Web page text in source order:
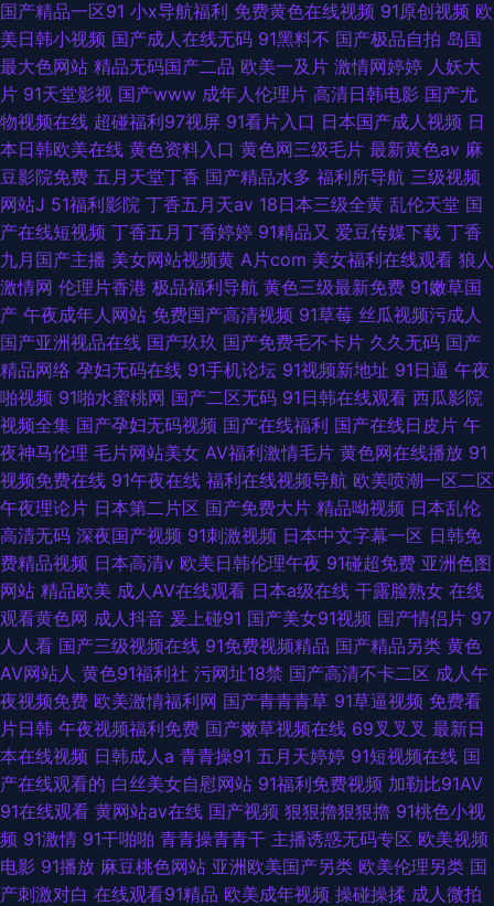
国产精品一区91 小x导航福利 免费黄色在线视频 91原创视频 欧
美日韩小视频 国产成人在线无码 91黑料不 国产极品自拍 岛国
最大色网站 精品无码国产二品 欧美一及片 激情网婷婷 人妖大
片 91天堂影视 国产www 成年人伦理片 高清日韩电影 国产尤
物视频在线 超碰福利97视屏 91看片入口 日本国产成人视频 日
本日韩欧美在线 黄色资料入口 黄色网三级毛片 最新黄色av 麻
豆影院免费 五月天堂丁香 国产精品水多 福利所导航 三级视频
网站J 51福利影院 丁香五月天av 18日本三级全黄 乱伦天堂 国
产在线短视频 丁香五月丁香婷婷 91精品又 爱豆传媒下载 丁香
九月国产主播 美女网站视频黄 A片com 美女福利在线观看 狼人
激情网 伦理片香港 极品福利导航 黄色三级最新免费 91嫩草国
产 午夜成年人网站 免费国产高清视频 91草莓 丝瓜视频污成人
国产亚洲视品在线 国产玖玖 国产免费毛不卡片 久久无码 国产
精品网络 孕妇无码在线 91手机论坛 91视频新地址 91日逼 午夜
啪视频 91啪水蜜桃网 国产二区无码 91日韩在线观看 西瓜影院
视频全集 国产孕妇无码视频 国产在线福利 国产在线日皮片 午
夜神马伦理 毛片网站美女 AV福利激情毛片 黄色网在线播放 91
视频免费在线 91午夜在线 福利在线视频导航 欧美喷潮一区二区
午夜理论片 日本第二片区 国产免费大片 精品呦视频 日本乱伦
高清无码 深夜国产视频 91刺激视频 日本中文字幕一区 日韩免
费精品视频 日本高清v 欧美日韩伦理午夜 91碰超免费 亚洲色图
网站 精品欧美 成人AV在线观看 日本a级在线 干露脸熟女 在线
观看黄色网 成人抖音 爰上碰91 国产美女91视频 国产情侣片 97
人人看 国产三级视频在线 91免费视频精品 国产精品另类 黄色
AV网站人 黄色91福利社 污网址18禁 国产高清不卡二区 成人午
夜视频免费 欧美激情福利网 国产青青青草 91草逼视频 免费看
片日韩 午夜视频福利免费 国产嫩草视频在线 69叉叉叉 最新日
本在线视频 日韩成人a 青青操91 五月天婷婷 91短视频在线 国
产在线观看的 白丝美女自慰网站 91福利免费视频 加勒比91AV
91在线观看 黄网站av在线 国产视频 狠狠擼狠狠擼 91桃色小视
频 91激情 91干啪啪 青青操青青干 主播诱惑无码专区 欧美视频
电影 91播放 麻豆桃色网站 亚洲欧美国产另类 欧美伦理另类 国
产刺激对白 在线观看91精品 欧美成年视频 操碰操揉 成人微拍